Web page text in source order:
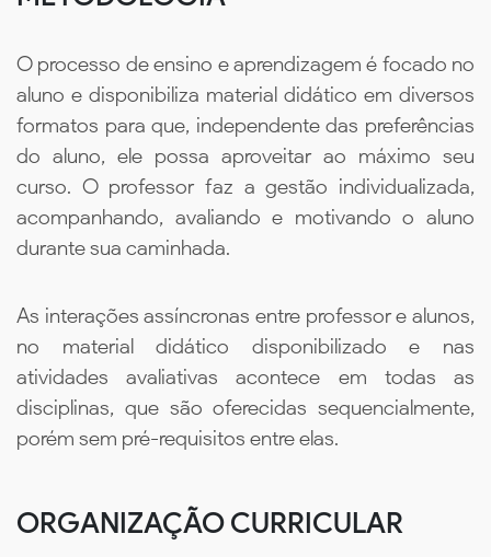
O processo de ensino e aprendizagem é focado no
aluno e disponibiliza material didático em diversos
formatos para que, independente das preferências
do aluno, ele possa aproveitar ao máximo seu
curso. O professor faz a gestão individualizada,
acompanhando, avaliando e motivando o aluno
durante sua caminhada.
As interações assíncronas entre professor e alunos,
no material didático disponibilizado e nas
atividades avaliativas acontece em todas as
disciplinas, que são oferecidas sequencialmente,
porém sem pré-requisitos entre elas.
ORGANIZAÇÃO CURRICULAR